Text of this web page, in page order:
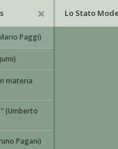
Lo Stato
Paggi)
materia
(Umberto
Pagani)